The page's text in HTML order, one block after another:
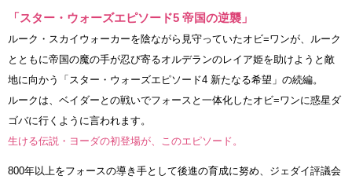
「スター・ウォーズエピソード5 帝国の逆襲」
ルーク・スカイウォーカーを陰ながら見守っていたオビ=ワンが、ルーク
とともに帝国の魔の手が忍び寄るオルデランのレイア姫を助けようと敵
地に向かう「スター・ウォーズエピソード4 新たなる希望」の続編。
ルークは、ベイダーとの戦いでフォースと一体化したオビ=ワンに惑星ダ
ゴバに行くように言われます。
生ける伝説・ヨーダの初登場が、このエピソード。
800年以上をフォースの導き手として後進の育成に努め、ジェダイ評議会